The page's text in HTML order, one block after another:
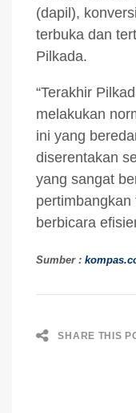
(dapil),
terbuka dan
Pilkada.
“Terakhir
melakukan
ini yang
diserentakan
yang sangat
berbicara
Sumber :
SHARE THIS